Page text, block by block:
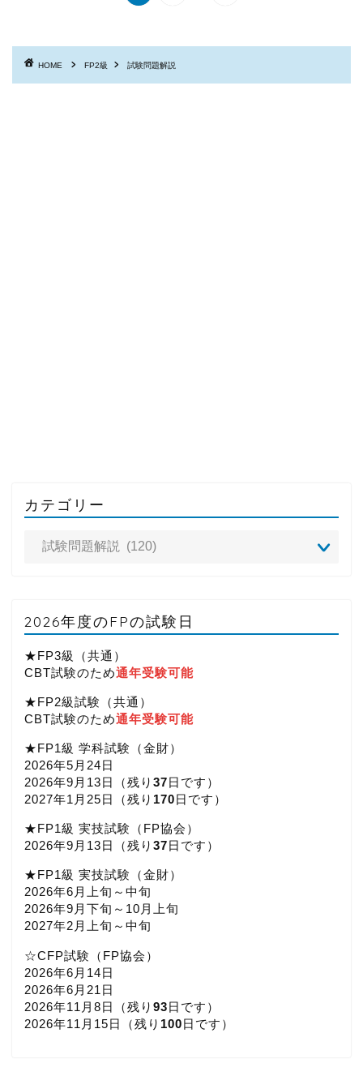
HOME FP2級 試験問題解説
カテゴリー
2026年度のFPの試験日
★FP3級（共通）
CBT試験のため通年受験可能
★FP2級試験（共通）
CBT試験のため通年受験可能
★FP1級 学科試験（金財）
2026年5月24日
2026年9月13日（残り 37日です）
2027年1月25日（残り 170日です）
★FP1級 実技試験（FP協会）
2026年9月13日（残り 37日です）
★FP1級 実技試験（金財）
2026年6月上旬～中旬
2026年9月下旬～10月上旬
2027年2月上旬～中旬
☆CFP試験（FP協会）
2026年6月14日
2026年6月21日
2026年11月8日（残り 93日です）
2026年11月15日（残り 100日です）